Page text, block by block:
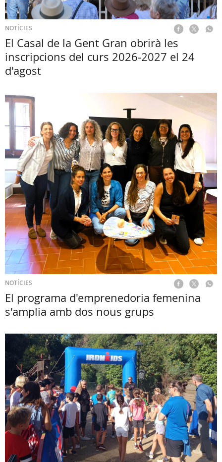
NOTÍCIES
El Casal de la Gent Gran obrirà les
inscripcions del curs 2026-2027 el 24
d'agost
NOTÍCIES
El programa d'emprenedoria femenina
s'amplia amb dos nous grups